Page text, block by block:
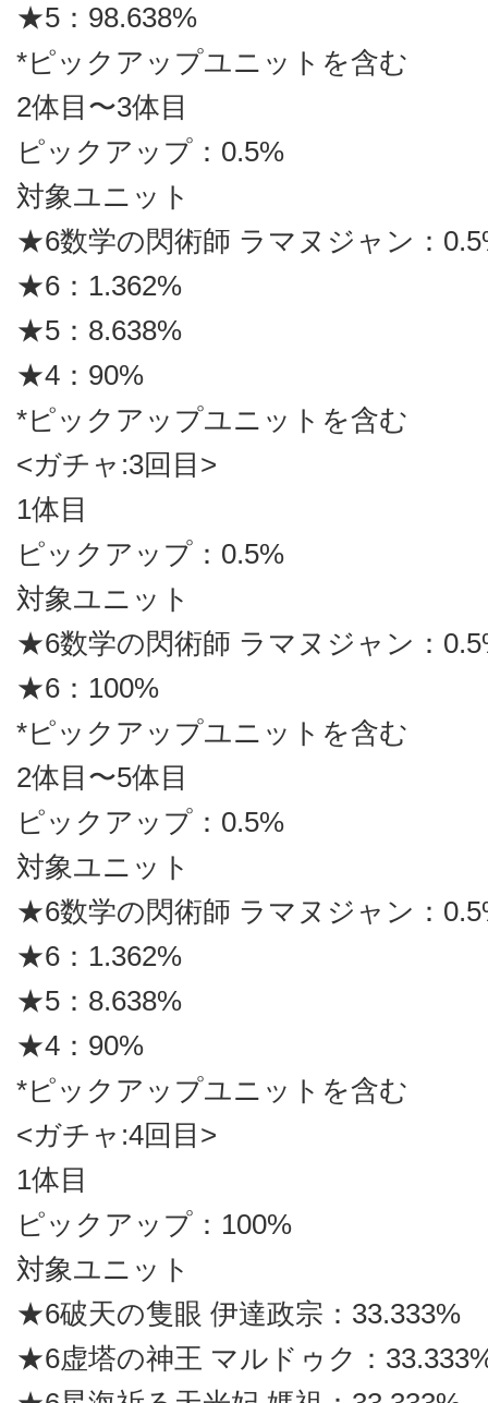
★5：98.638%
*ピックアップユニットを含む
2体目〜3体目
ピックアップ：0.5%
対象ユニット
★6数学の閃術師 ラマヌジャン：
★6：1.362%
★5：8.638%
★4：90%
*ピックアップユニットを含む
<ガチャ:3回目>
1体目
ピックアップ：0.5%
対象ユニット
★6数学の閃術師 ラマヌジャン：
★6：100%
*ピックアップユニットを含む
2体目〜5体目
ピックアップ：0.5%
対象ユニット
★6数学の閃術師 ラマヌジャン：
★6：1.362%
★5：8.638%
★4：90%
*ピックアップユニットを含む
<ガチャ:4回目>
1体目
ピックアップ：100%
対象ユニット
★6破天の隻眼 伊達政宗：33.333%
★6虚塔の神王 マルドゥク：